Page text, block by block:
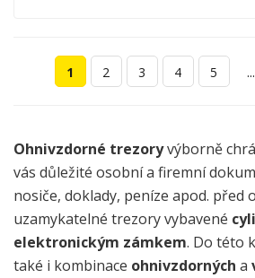
1 2 3 4 5 ...
Ohnivzdorné trezoryvýborně
vás důležité osobní a firemní
nosiče, doklady, peníze apod. před
uzamykatelné trezory vybavené
elektronickým zámkem. Do této
také i kombinace ohnivzdorných a